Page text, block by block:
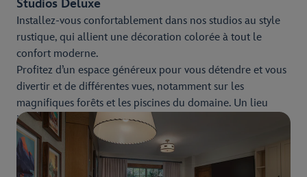
Studios Deluxe
Installez-vous confortablement dans nos studios au style
rustique, qui allient une décoration colorée à tout le
confort moderne.
Profitez d’un espace généreux pour vous détendre et vous
divertir et de différentes vues, notamment sur les
magnifiques forêts et les piscines du domaine. Un lieu
idéal pour une escapade propice à la détente au cœur de
la nature.